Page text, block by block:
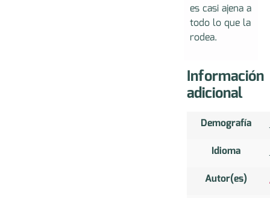
es casi ajena a
todo lo que la
rodea.
Información
adicional
Demografía
Idioma
Autor(es)